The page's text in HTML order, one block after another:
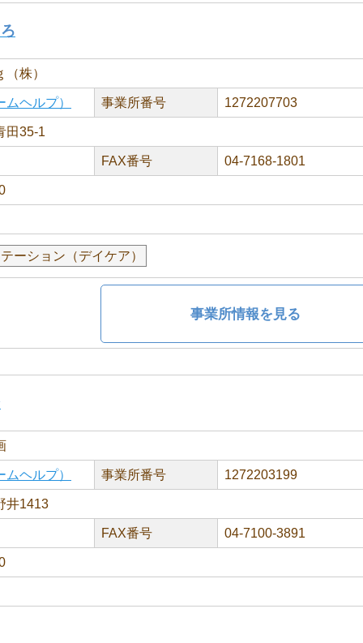
株）
ヘルプ） 事業所番号 1272207703
田35-1
FAX番号 04-7168-1801
ーション（デイケア）
事業所情報を見る
ヘルプ） 事業所番号 1272203199
井1413
FAX番号 04-7100-3891